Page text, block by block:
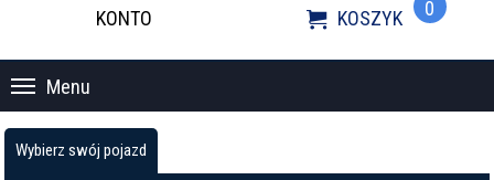
KONTO  KOSZYK 0
Menu
Wybierz swój pojazd